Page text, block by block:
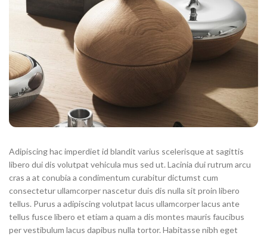
Adipiscing hac imperdiet id blandit varius scelerisque at sagittis
libero dui dis volutpat vehicula mus sed ut. Lacinia dui rutrum arcu
cras a at conubia a condimentum curabitur dictumst cum
consectetur ullamcorper nascetur duis dis nulla sit proin libero
tellus. Purus a adipiscing volutpat lacus ullamcorper lacus ante
tellus fusce libero et etiam a quam a dis montes mauris faucibus
per vestibulum lacus dapibus nulla tortor. Habitasse nibh eget